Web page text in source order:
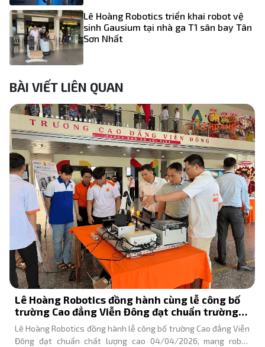
Lê Hoàng Robotics triển khai robot vệ
sinh Gausium tại nhà ga T1 sân bay Tân
Sơn Nhất
BÀI VIẾT LIÊN QUAN
Chủ tịch Agribank trải nghiệm robot lễ tân
KEENON T10 tại chi nhánh Đông Hải Phòng
Chủ tịch HĐTV Agribank Tô Huy Vũ trải nghiệm robot lễ tân
KEENON T10 tại chi nhánh Đông Hải Phòng. Lê Hoàng Robotics